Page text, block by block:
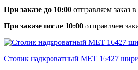
При заказе до 10:00 отправляем заказ
При заказе после 10:00 отправляем
Столик надкроватный МЕТ 16427